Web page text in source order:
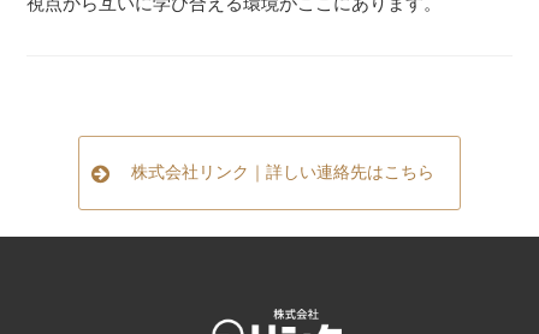
株式会社リンク｜詳しい連絡先はこちら